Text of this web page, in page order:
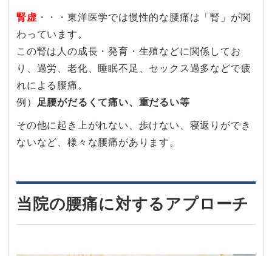
腎虚 ・・・東洋医学では慢性的な腰痛は「腎」が関
わっています。
この腎は人の成長・発育・生殖などに関係してお
り、過労、老化、睡眠不足、セックス過多などで疲
れによる腰痛。
例）
足腰がだるくて痛い、重だるい等
その他に起き上がれない、歩けない、寝返りができ
ないなど、様々な腰痛があります。
当院の腰痛に対するアプローチ